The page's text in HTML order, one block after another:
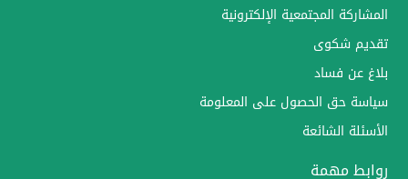
المشاركة المجتمعية الإلكترونية
تقديم شكوى
بلاغ عن فساد
سياسة حق الحصول على المعلومة
الأسئلة الشائعة
روابط مهمة